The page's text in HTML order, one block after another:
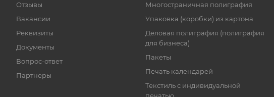
Отзывы
Вакансии
Реквизиты
Документы
Вопрос-ответ
Партнеры
Многостраничная полиграфия
Упаковка (коробки) из картона
Деловая полиграфия (полиграфия
для бизнеса)
Пакеты
Печать календарей
Текстиль с индивидуальной